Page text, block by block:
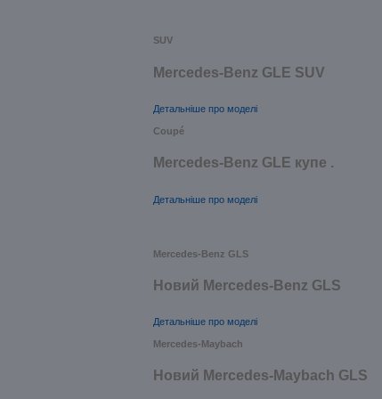
SUV
Mercedes-Benz GLE SUV
Детальніше про моделі
Coupé
Mercedes-Benz GLE купе .
Детальніше про моделі
Mercedes-Benz GLS
Новий Mercedes-Benz GLS
Детальніше про моделі
Mercedes-Maybach
Новий Mercedes-Maybach GLS